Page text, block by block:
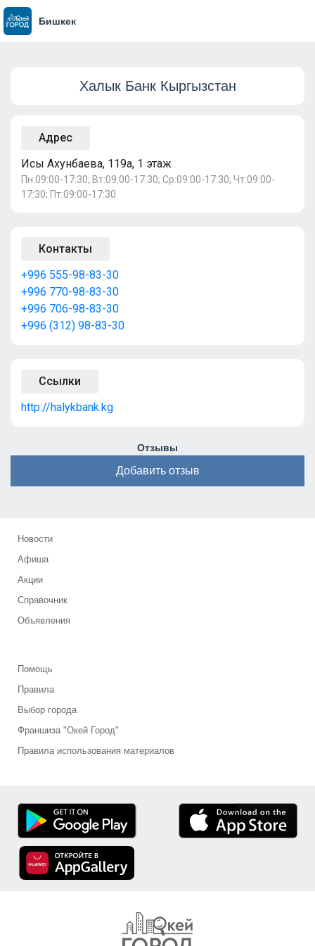
Бишкек
Халык Банк Кыргызстан
Адрес
Исы Ахунбаева, 119а, 1 этаж
Пн:09:00-17:30; Вт:09:00-17:30; Ср:09:00-17:30; Чт:09:00-
17:30; Пт:09:00-17:30
Контакты
+996 555-98-83-30
+996 770-98-83-30
+996 706-98-83-30
+996 (312) 98-83-30
Ссылки
http://halykbank.kg
Отзывы
Добавить отзыв
Новости
Афиша
Акции
Справочник
Объявления
Помощь
Правила
Выбор города
Франшиза "Окей Город"
Правила использования материалов